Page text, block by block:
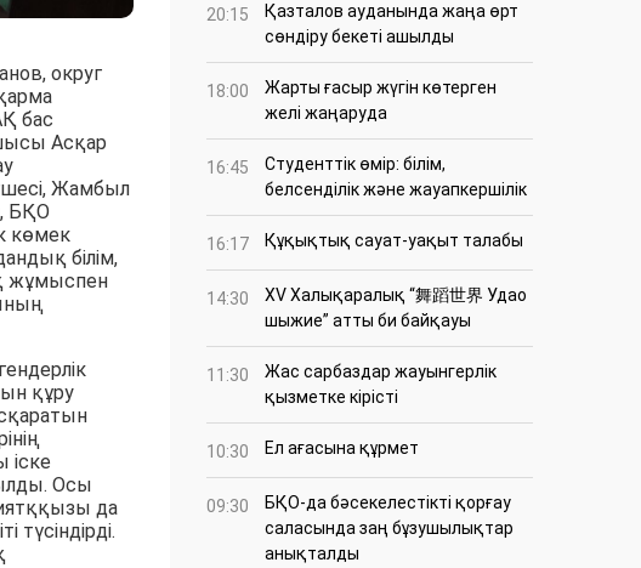
округ
бас
Асқар
Жамбыл
БҚО
көмек
білім,
жұмыспен
құру
іске
Осы
да
20:15
Қазталов ауданында жаңа өрт
сөндіру бекеті ашылды
18:00
Жарты ғасыр жүгін көтерген
желі жаңаруда
16:45
Студенттік өмір: білім,
белсенділік және жауапкершілік
16:17 Құқықтық сауат-уақыт талабы
14:30
XV Халықаралық “舞蹈世界 Удао
шыжие” атты би байқауы
11:30
Жас сарбаздар жауынгерлік
қызметке кірісті
10:30 Ел ағасына құрмет
09:30
БҚО-да бәсекелестікті қорғау
саласында заң бұзушылықтар
анықталды